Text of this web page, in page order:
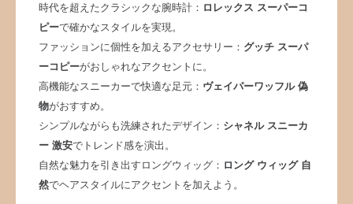
時代を超えたクラシックな腕時計： ロレックス スーパーコ
ピーで確かなスタイルを実現。
ファッションに個性を加えるアクセサリー： グッチ スーパ
ーコピーがおしゃれなアクセントに。
高機能なスニーカーで快適な足元： ヴェイパーワッフル 偽
物がおすすめ。
シンプルながらも洗練されたデザイン： シャネル スニーカ
ー 激安でトレンド感を演出。
自然な魅力を引き出すロングウィッグ： ロング ウィッグ 自
然でヘアスタイルにアクセントを加えよう。